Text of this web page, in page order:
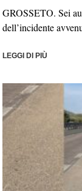
GROSSETO. Sei
dell’incidente
LEGGI DI PIÙ